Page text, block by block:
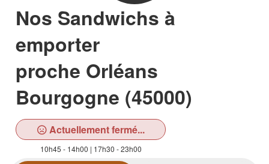
Nos Sandwichs à
emporter
proche Orléans
Bourgogne (45000)
Actuellement fermé...
10h45 - 14h00 | 17h30 - 23h00